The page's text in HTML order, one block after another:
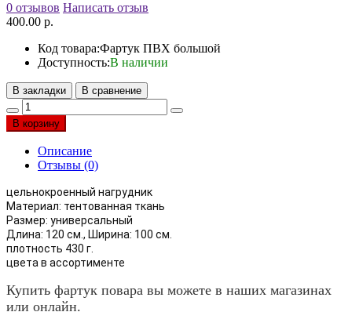
0 отзывов Написать отзыв
400.00 р.
Код товара:Фартук ПВХ большой
Доступность:В наличии
В закладки В сравнение
В корзину
Описание
Отзывы (0)
цельнокроенный нагрудник
Материал: тентованная ткань
Размер: универсальный
Длина: 120 см., Ширина: 100 см.
плотность 430 г.
цвета в ассортименте
Купить фартук повара вы можете в наших магазинах
или онлайн.